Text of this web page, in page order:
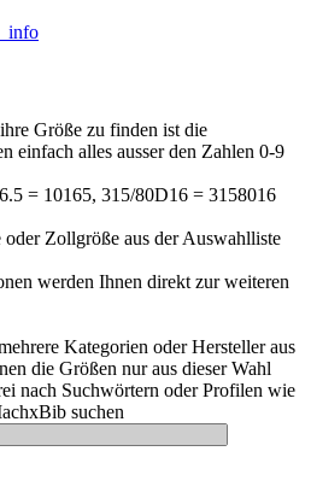
Größe zu finden ist die
einfach alles ausser den Zahlen 0-9
= 10165, 315/80D16 = 3158016
Zollgröße aus der Auswahlliste
werden Ihnen direkt zur weiteren
Kategorien oder Hersteller aus
die Größen nur aus dieser Wahl
nach Suchwörtern oder Profilen wie
suchen